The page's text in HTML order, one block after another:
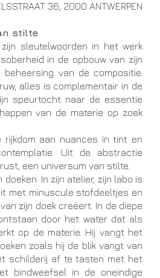
36, 2000 ANTWERPEN
stilte
sleutelwoorden in het werk
in de opbouw van zijn
van de compositie.
alles is complementair in de
speurtocht naar de essentie
van de materie op zoek
rijkdom aan nuances in tint en
Uit de abstractie
een universum van stilte.
In zijn atelier, zijn labo is
met minuscule stofdeeltjes en
zijn doek creëert. In de diepe
door het water dat als
op de materie. Hij vangt het
zoals hij de blik vangt van
schilderij af te tasten met het
bindweefsel in de oneindige